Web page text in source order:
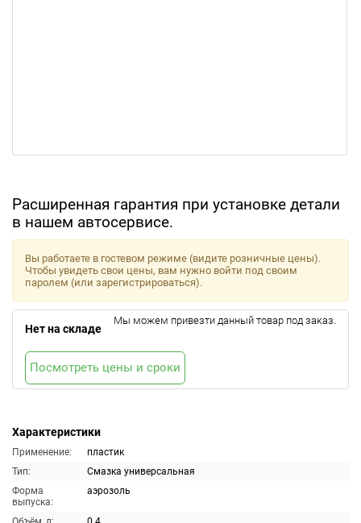
Расширенная гарантия при установке детали
в нашем автосервисе.
Характеристики
Применение:
пластик
Тип:
Смазка универсальная
Форма
выпуска:
аэрозоль
Вы работаете в гостевом режиме (видите розничные цены).
Чтобы увидеть свои цены, вам нужно войти под своим
паролем (или зарегистрироваться).
Нет на складе
Мы можем привезти данный товар под заказ.
Посмотреть цены и сроки